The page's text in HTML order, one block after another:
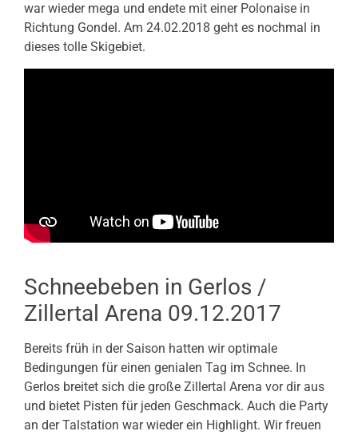
war wieder mega und endete mit einer Polonaise in
Richtung Gondel. Am 24.02.2018 geht es nochmal in
dieses tolle Skigebiet.
Schneebeben in Gerlos /
Zillertal Arena 09.12.2017
Bereits früh in der Saison hatten wir optimale
Bedingungen für einen genialen Tag im Schnee. In
Gerlos breitet sich die große Zillertal Arena vor dir aus
und bietet Pisten für jeden Geschmack. Auch die Party
an der Talstation war wieder ein Highlight. Wir freuen